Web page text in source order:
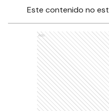
Este contenido no
Ads